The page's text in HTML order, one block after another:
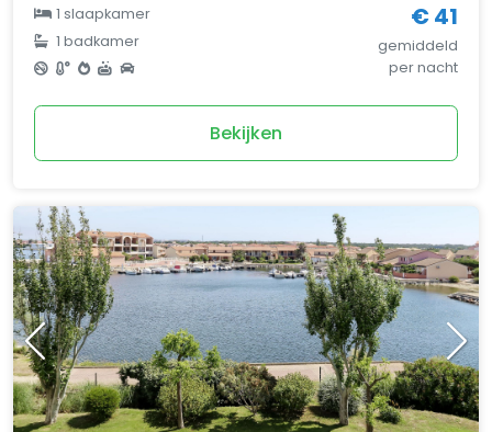
1 slaapkamer
1 badkamer
€ 41
gemiddeld
per nacht
Bekijken